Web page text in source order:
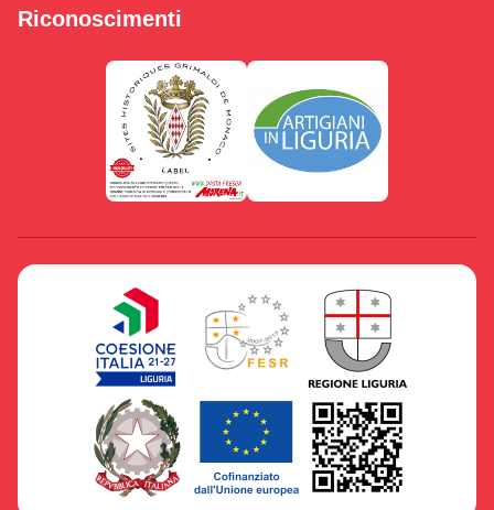
Riconoscimenti